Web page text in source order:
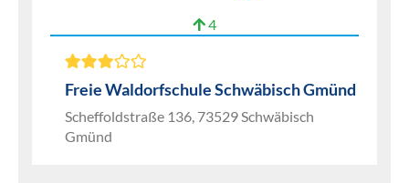
4
Freie Waldorfschule Schwäbisch Gmünd
Scheffoldstraße 136, 73529 Schwäbisch
Gmünd